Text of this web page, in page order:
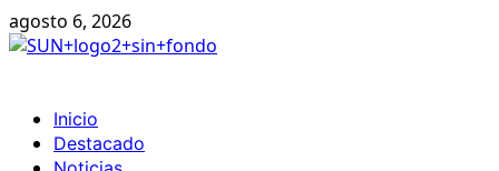
Ir
al
agosto 6, 2026
Menú
principal
Inicio
Destacado